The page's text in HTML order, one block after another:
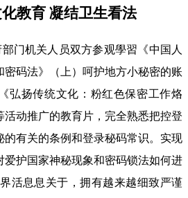
教育 凝结卫生看法
门机关人员双方参观學習《中国人
密码法》（上）呵护地方小秘密的账
弘扬传统文化：粉红色保密工作烙
活动推广的教育片，完全熟悉把控登
的有关的条例和登录秘码常识。实现
爱护国家神秘现象和密码锁法如何进
活息息关于，拥有越来越细致严谨